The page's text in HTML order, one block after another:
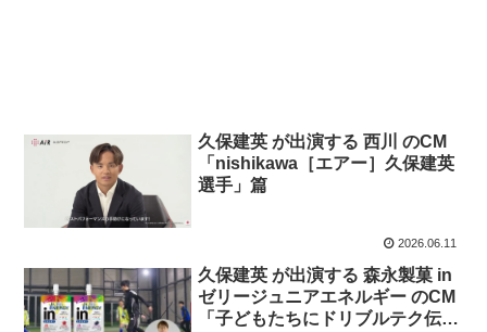
久保建英 が出演する 西川 のCM
「nishikawa［エアー］久保建英
選手」篇
2026.06.11
久保建英 が出演する 森永製菓 in
ゼリージュニアエネルギー のCM
「子どもたちにドリブルテク伝